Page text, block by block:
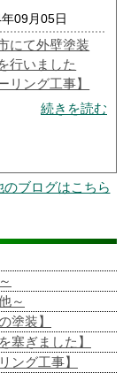
09月05日
にて外壁塗装
行いました
リング工事】
続きを読む
のブログはこちら
～
塗装】
塞ぎました】
ング工事】